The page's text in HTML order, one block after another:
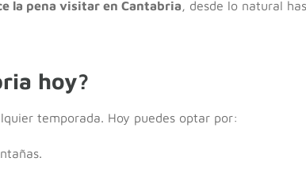
la pena visitar en Cantabria, desde lo natural
hoy?
temporada. Hoy puedes optar por: